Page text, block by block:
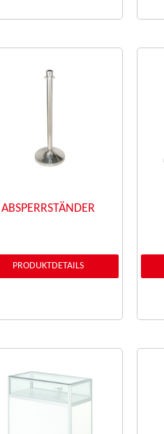
ABSPERRSTÄNDER
PRODUKTDETAILS